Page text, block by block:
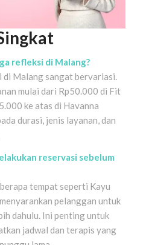
refleksi di Malang?
Malang sangat bervariasi.
mulai dari Rp50.000 di Fit
ke atas di Havanna
durasi, jenis layanan, dan
reservasi sebelum
tempat seperti Kayu
pelanggan untuk
dahulu. Ini penting untuk
jadwal dan terapis yang